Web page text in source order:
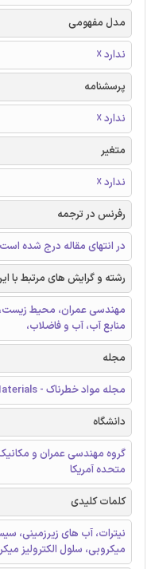
مدل مفهومی
ندارد ☓
پرسشنامه
ندارد ☓
متغیر
ندارد ☓
رفرنس در ترجمه
در انتهای مقاله درج شده است
رشته و گرایش های مرتبط با
مهندسی عمران، محیط
منابع آب، آب و فاضلاب،
مجله
مجله مواد خطرناک - Journal of Hazardous Materials
دانشگاه
گروه مهندسی عمران و
متحده آمریکا
کلمات کلیدی
نیترات، آب های زیرزمینی،
میکروبی، سلول الکترولیز